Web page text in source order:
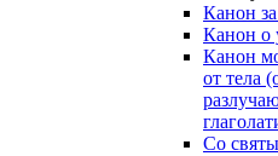
Канон
Канон о
Канон
от тела
Со